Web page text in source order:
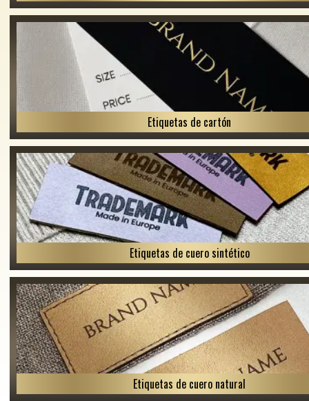
Etiquetas de cartón
Etiquetas de cuero sintético
Etiquetas de cuero natural